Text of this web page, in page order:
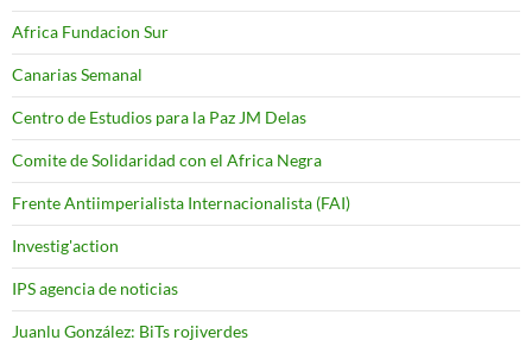
Africa Fundacion Sur
Canarias Semanal
Centro de Estudios para la Paz JM Delas
Comite de Solidaridad con el Africa Negra
Frente Antiimperialista Internacionalista (FAI)
Investig'action
IPS agencia de noticias
Juanlu González: BiTs rojiverdes